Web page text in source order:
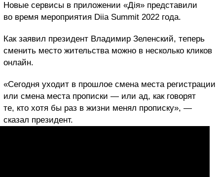
Новые сервисы в приложении «Дія» представили
во время мероприятия Diia Summit 2022 года.
Как заявил президент Владимир Зеленский, теперь
сменить место жительства можно в несколько кликов
онлайн.
«Сегодня уходит в прошлое смена места регистрации
или смена места прописки — или ад, как говорят
те, кто хотя бы раз в жизни менял прописку», —
сказал президент.